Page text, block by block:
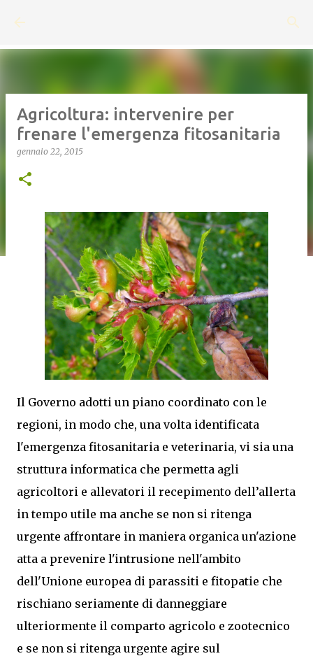
Agricoltura: intervenire per
frenare l'emergenza fitosanitaria
gennaio 22, 2015
Il Governo adotti un piano coordinato con le
regioni, in modo che, una volta identificata
l'emergenza fitosanitaria e veterinaria, vi sia una
struttura informatica che permetta agli
agricoltori e allevatori il recepimento dell’allerta
in tempo utile ma anche se non si ritenga
urgente affrontare in maniera organica un'azione
atta a prevenire l'intrusione nell'ambito
dell'Unione europea di parassiti e fitopatie che
rischiano seriamente di danneggiare
ulteriormente il comparto agricolo e zootecnico
e se non si ritenga urgente agire sul